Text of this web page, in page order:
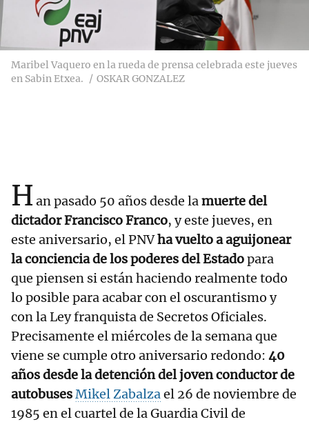
Maribel Vaquero en la rueda de prensa celebrada este jueves
en Sabin Etxea.
OSKAR GONZALEZ
H an pasado 50 años desde lamuerte del
dictador Francisco Franco, y este jueves, en
este aniversario, el PNVha vuelto a aguijonear
la conciencia de los poderes del Estadopara
que piensen si están haciendo realmente todo
lo posible para acabar con el oscurantismo y
con la Ley franquista de Secretos Oficiales.
Precisamente el miércoles de la semana que
viene se cumple otro aniversario redondo: 40
años desde la detención del joven conductor de
autobusesMikel Zabalzael 26 de noviembre de
1985 en el cuartel de la Guardia Civil de